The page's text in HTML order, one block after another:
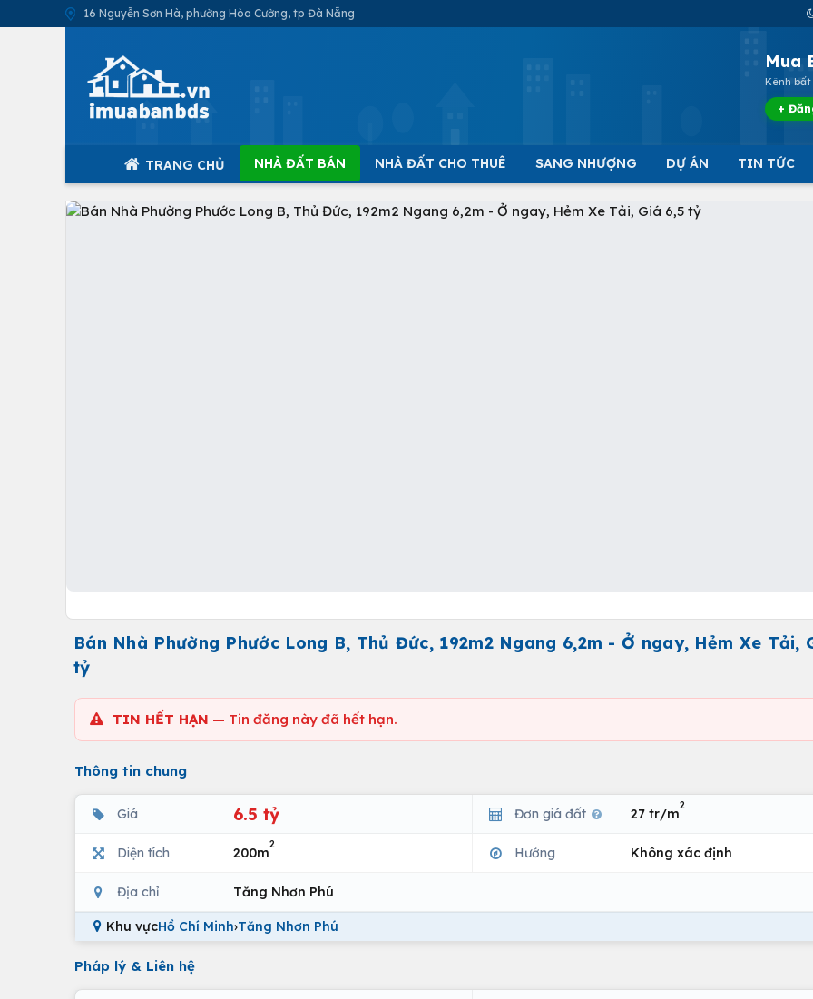
16 Nguyễn Sơn Hà, phường Hòa Cường, tp Đà Nẵng
Mua
Kênh
+
TRANG CHỦ NHÀ ĐẤT BÁN NHÀ ĐẤT CHO THUÊ SANG NHƯỢNG DỰ ÁN TIN TỨC
Bán Nhà Phường Phước Long B, Thủ Đức, 192m2 Ngang 6,2m - Ở ngay, Hẻm Xe Tải,
tỷ
TIN HẾT HẠN — Tin đăng này đã hết hạn.
Thông tin chung
Giá 6.5 tỷ Đơn giá đất 27 tr/m
2
Diện tích 200m
2
Hướng Không xác định
Địa chỉ Tăng Nhơn Phú
Khu vựcHồ Chí Minh›Tăng Nhơn Phú
Pháp lý & Liên hệ